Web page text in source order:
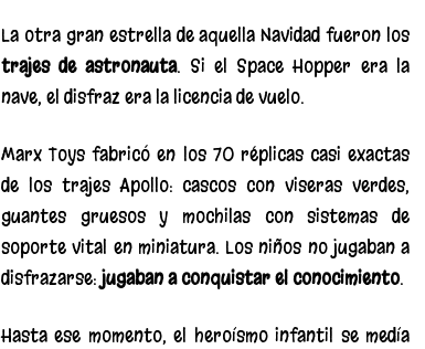
La otra gran estrella de aquella Navidad fueron los
trajes de astronauta. Si el Space Hopper era la
nave, el disfraz era la licencia de vuelo.
Marx Toys fabricó en los 70 réplicas casi exactas
de los trajes Apollo: cascos con viseras verdes,
guantes gruesos y mochilas con sistemas de
soporte vital en miniatura. Los niños no jugaban a
disfrazarse: jugaban a conquistar el conocimiento.
Hasta ese momento, el heroísmo infantil se medía